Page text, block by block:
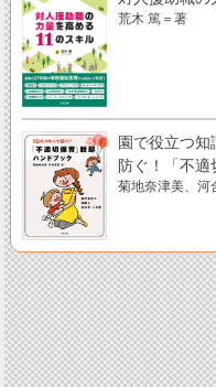
荒木 篤＝著
園で役立つ
防ぐ！「不適
菊地奈津美、河